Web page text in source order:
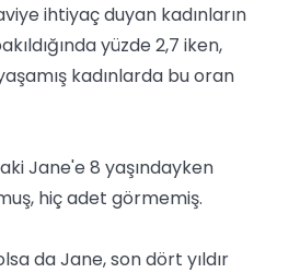
ihtiyaç duyan kadınların
yüzde 2,7 iken,
kadınlarda bu oran
Jane'e 8 yaşındayken
hiç adet görmemiş.
da Jane, son dört yıldır